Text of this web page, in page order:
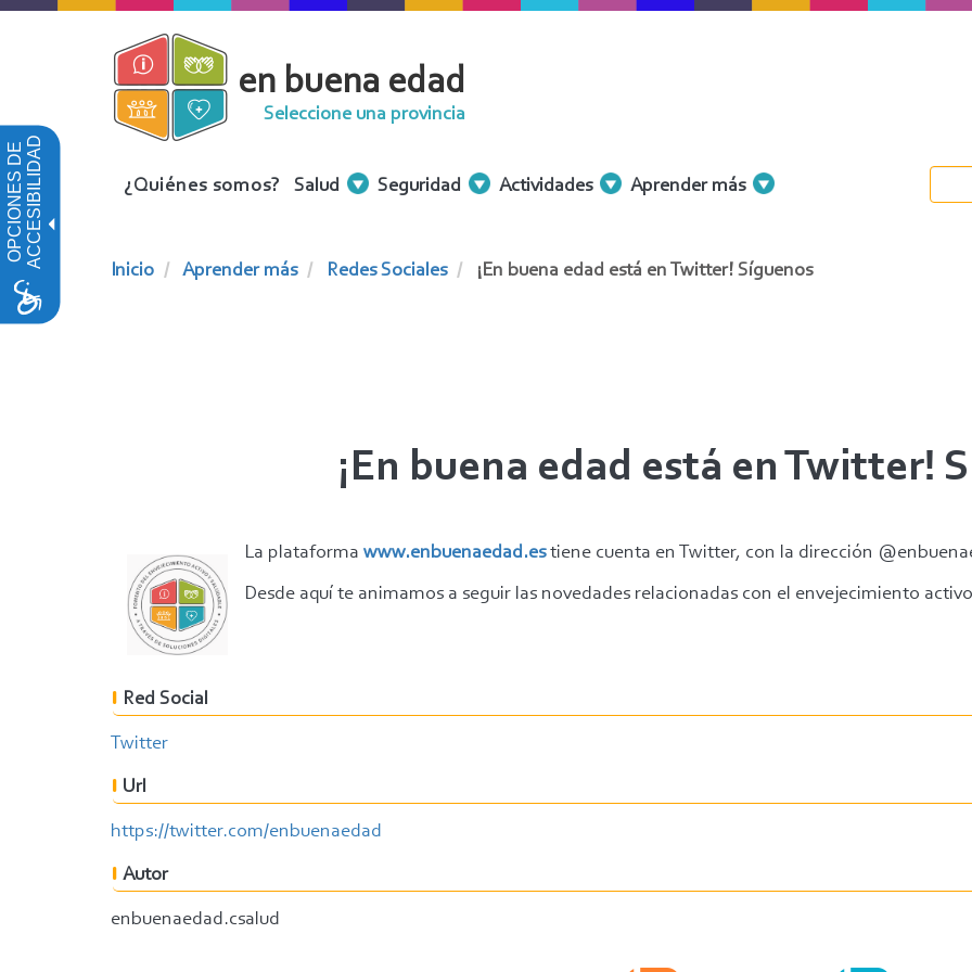
OPCIONES DEACCESIBILIDAD
Pasar
en buena edad
Seleccione una provincia
Menu
¿Quiénes somos? Salud Seguridad Actividades Aprender más
Inicio Aprender más Redes Sociales ¡En buena edad está en Twitter! Síguenos
¡En buena edad está en Twitter!
La plataforma www.enbuenaedad.estiene cuenta en Twitter, con la dirección
Desde aquí te animamos a seguir las novedades relacionadas con el envejecimiento
Red Social
Twitter
Url
https://twitter.com/enbuenaedad
Autor
enbuenaedad.csalud